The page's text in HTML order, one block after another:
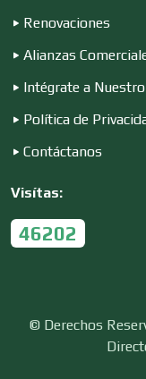
Control de
Cortinas,
Renovaciones
Alianzas
Intégrate a
Política de
Contáctanos
Visítas:
46202
© Derechos